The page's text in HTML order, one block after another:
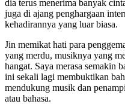
dia terus menerima banyak
juga di ajang penghargaan
kehadirannya yang luar biasa.
Jin memikat hati para
yang merdu, musiknya yang
hangat. Saya merasa semakin
ini sekali lagi membuktikan
mendukung musik dan
atau bahasa.